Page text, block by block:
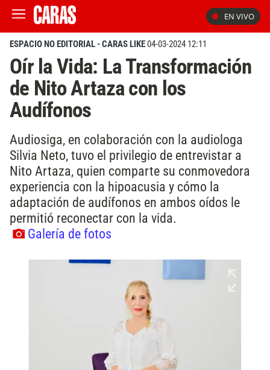
EN VIVO
ESPACIO NO EDITORIAL - CARAS LIKE04-03-2024 12:11
Oír la Vida: La Transformación
de Nito Artaza con los
Audífonos
Audiosiga, en colaboración con la audiologa
Silvia Neto, tuvo el privilegio de entrevistar a
Nito Artaza, quien comparte su conmovedora
experiencia con la hipoacusia y cómo la
adaptación de audífonos en ambos oídos le
permitió reconectar con la vida.
Galería de fotos